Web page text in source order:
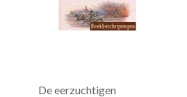
De eerzuchtigen